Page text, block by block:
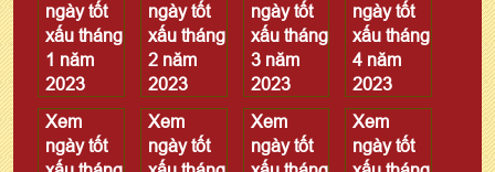
ngày tốt
xấu tháng
1 năm
2023
ngày tốt
xấu tháng
2 năm
2023
ngày tốt
xấu tháng
3 năm
2023
ngày tốt
xấu tháng
4 năm
2023
Xem
ngày tốt
Xem
ngày tốt
Xem
ngày tốt
Xem
ngày tốt